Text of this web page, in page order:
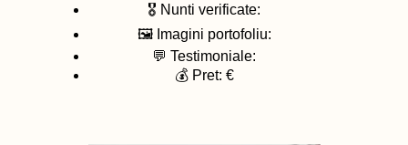
🎖️ Nunti verificate:
🖼️ Imagini portofoliu:
💬 Testimoniale:
💰 Pret: €